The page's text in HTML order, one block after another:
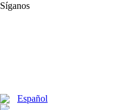
Síganos
Español